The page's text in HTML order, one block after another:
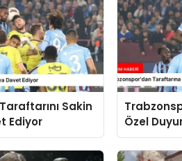
Sakin
Ediyor
Özel